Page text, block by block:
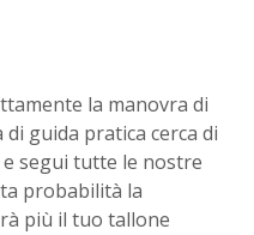
la manovra di
guida pratica cerca di
segui tutte le nostre
probabilità la
più il tuo tallone